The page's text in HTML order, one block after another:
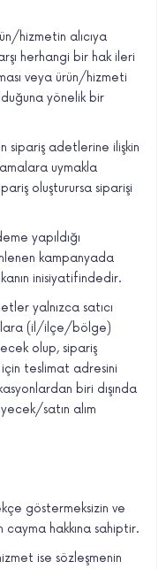
hizmetin alıcıya
herhangi bir hak ileri
veya ürün/hizmeti
yönelik bir
sipariş adetlerine ilişkin
uymakla
oluşturursa siparişi
yapıldığı
kampanyada
inisiyatifindedir.
yalnızca satıcı
(il/ilçe/bölge)
olup, sipariş
için teslimat adresini
biri dışında
satın alım
göstermeksizin ve
hakkına sahiptir.
ise sözleşmenin